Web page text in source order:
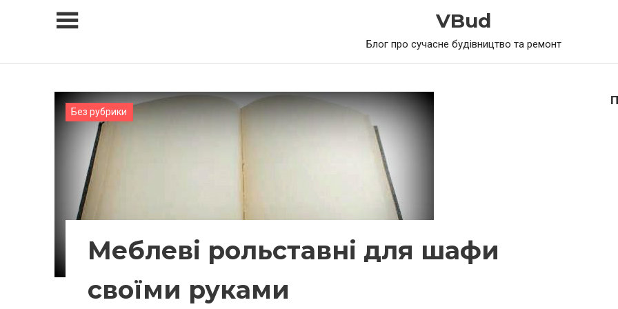
VBud
Блог про сучасне будівництво та ремонт
Без рубрики
Меблеві рольставні для шафи
своїми руками